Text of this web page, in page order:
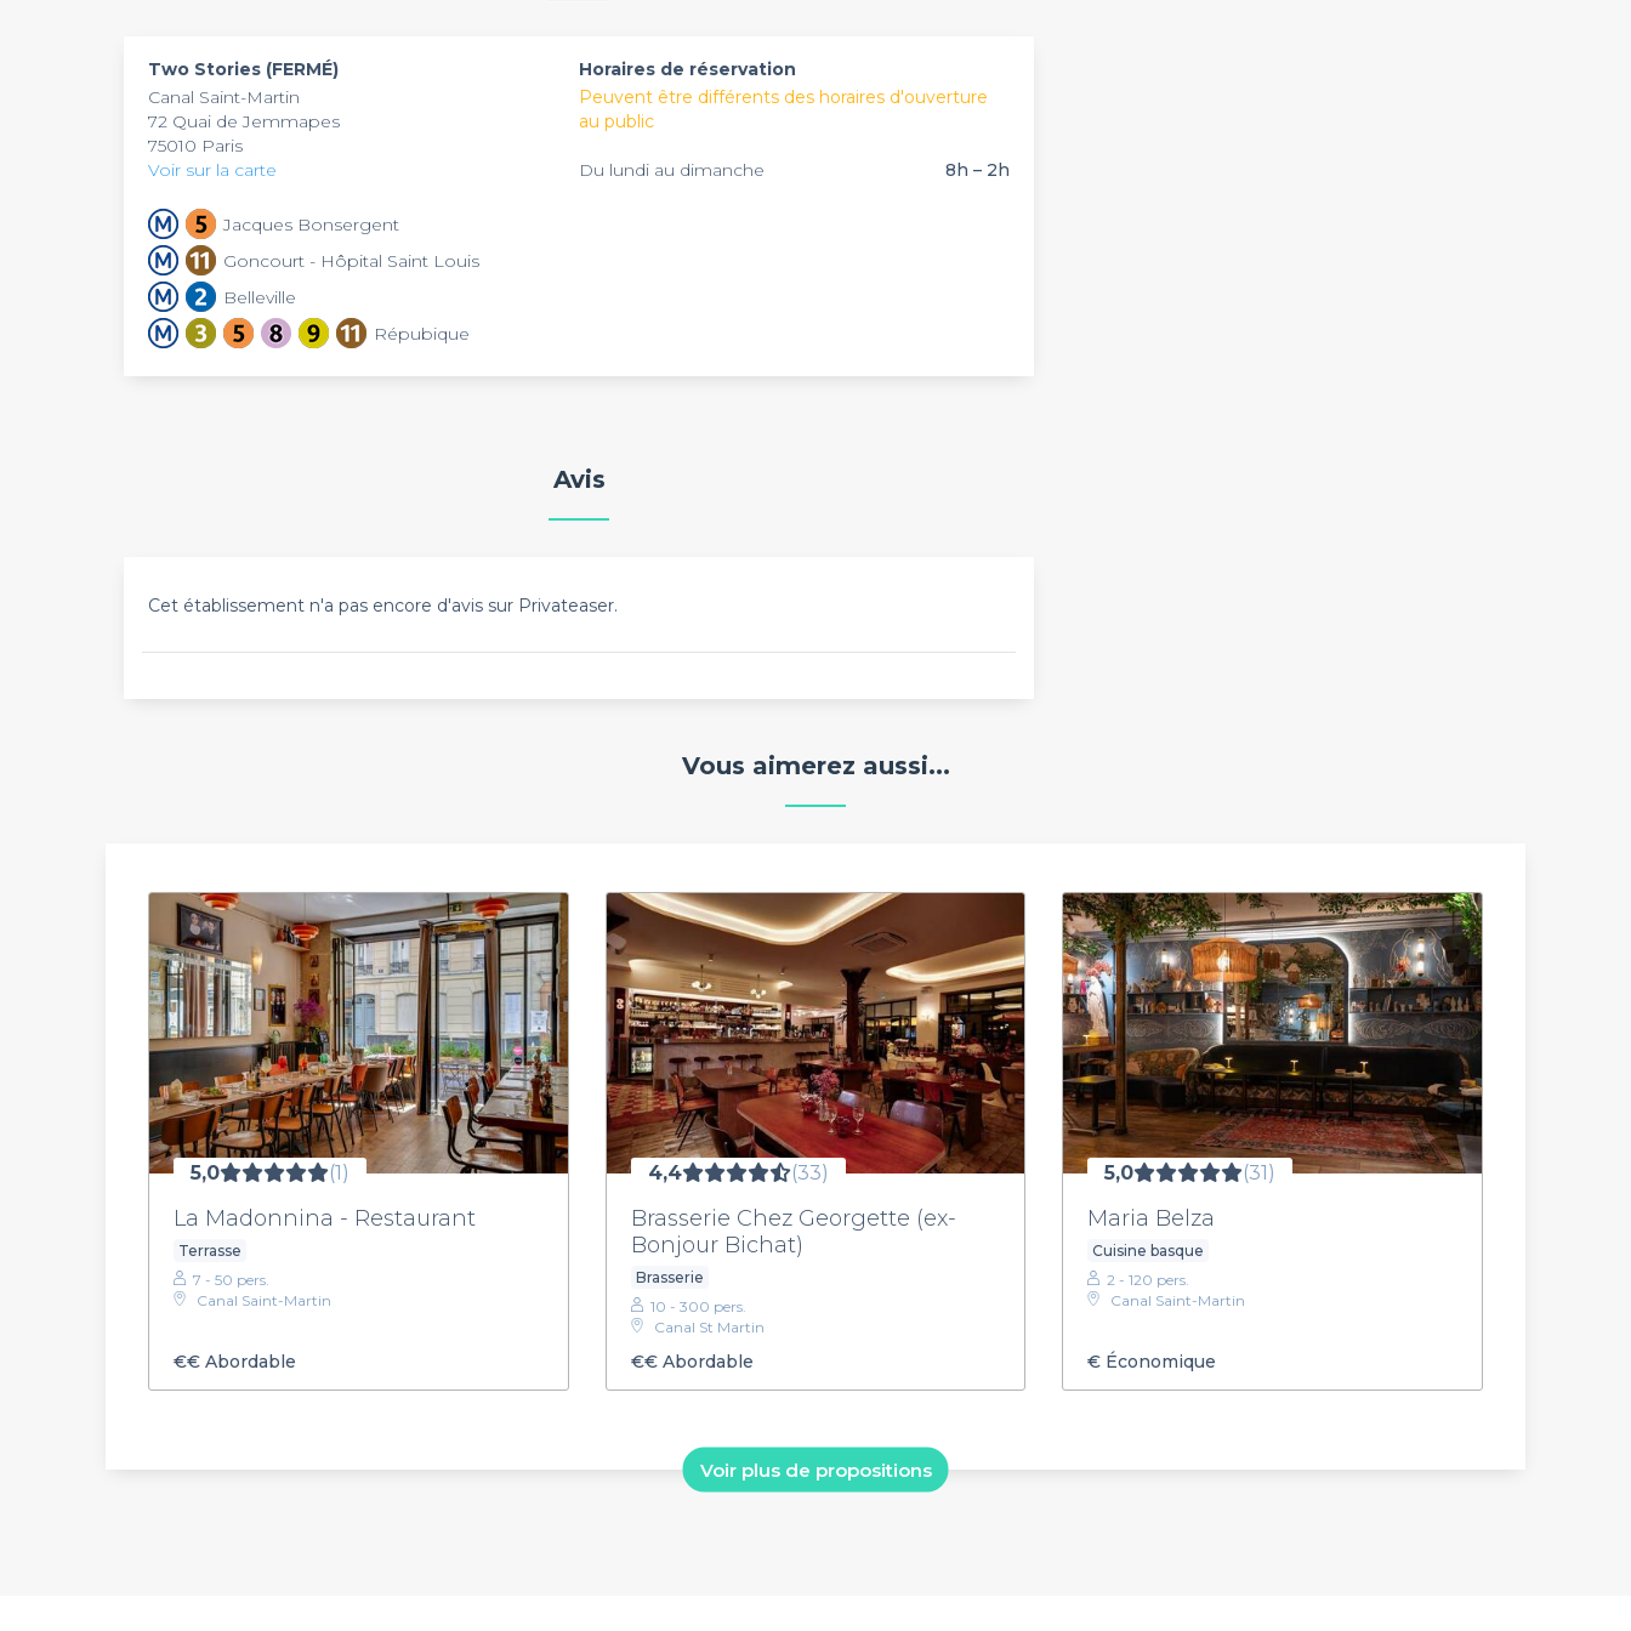
Two Stories (FERMÉ)
Canal Saint-Martin
72 Quai de Jemmapes
75010 Paris
Voir sur la carte
Jacques Bonsergent
Goncourt - Hôpital Saint Louis
Belleville
Répubique
Horaires de réservation
Peuvent être différents des horaires d'ouverture
au public
Du lundi au dimanche 8h – 2h
Avis
Cet établissement n'a pas encore d'avis sur Privateaser.
Vous aimerez aussi...
5,0 (1)
La Madonnina - Restaurant
Terrasse
7 - 50 pers.
Canal Saint-Martin
€€ Abordable
4,4 (33)
Brasserie Chez Georgette (ex-
Bonjour Bichat)
Brasserie
10 - 300 pers.
Canal St Martin
€€Abordable
5,0 (31)
Maria Belza
Cuisine basque
2 - 120 pers.
Canal Saint-Martin
€ Économique
Voir plus de propositions